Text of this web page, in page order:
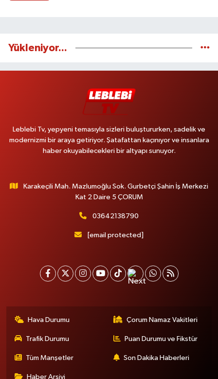
Yükleniyor...
Leblebi Tv, yepyeni temasıyla sizleri buluştururken, sadelik ve
modernizmi bir araya getiriyor. Şatafattan kaçınıyor ve insanlara
haber okuyabilecekleri bir altyapı sunuyor.
Karakeçili Mah. Mazlumoğlu Sok. Gurbetçi Şahin İş Merkezi
Kat 2 Daire 5 ÇORUM
03642138790
[email protected]
Hava Durumu Çorum Namaz Vakitleri
Trafik Durumu Puan Durumu ve Fikstür
Tüm Manşetler Son Dakika Haberleri
Haber Arşivi